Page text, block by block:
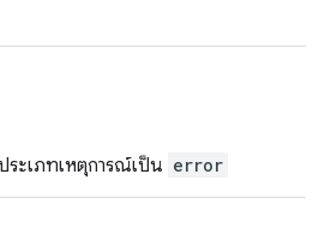
ระเภทเหตุการณ์เป็น error